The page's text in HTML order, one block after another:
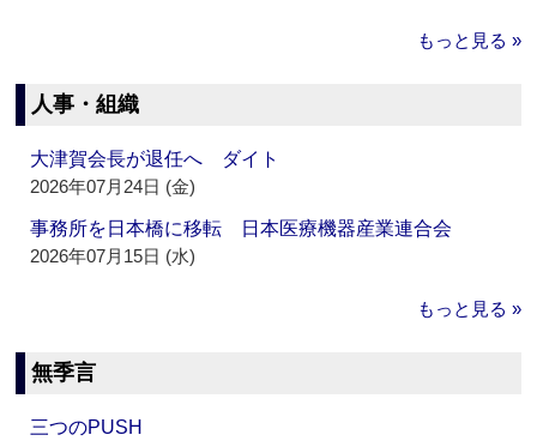
もっと見る »
人事・組織
大津賀会長が退任へ ダイト
2026年07月24日 (金)
事務所を日本橋に移転 日本医療機器産業連合会
2026年07月15日 (水)
もっと見る »
無季言
三つのPUSH